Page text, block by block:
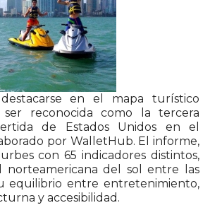
en el mapa turístico
reconocida como la tercera
de Estados Unidos en el
por WalletHub. El informe,
con 65 indicadores distintos,
norteamericana del sol entre las
equilibrio entre entretenimiento,
y accesibilidad.